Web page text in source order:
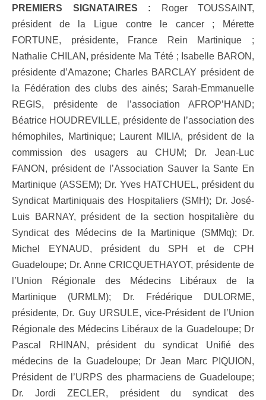
PREMIERS SIGNATAIRES : Roger TOUSSAINT,
président de la Ligue contre le cancer ; Mérette
FORTUNE, présidente, France Rein Martinique ;
Nathalie CHILAN, présidente Ma Tété ; Isabelle BARON,
présidente d’Amazone; Charles BARCLAY président de
la Fédération des clubs des ainés; Sarah-Emmanuelle
REGIS, présidente de l’association AFROP’HAND;
Béatrice HOUDREVILLE, présidente de l’association des
hémophiles, Martinique; Laurent MILIA, président de la
commission des usagers au CHUM; Dr. Jean-Luc
FANON, président de l’Association Sauver la Sante En
Martinique (ASSEM); Dr. Yves HATCHUEL, président du
Syndicat Martiniquais des Hospitaliers (SMH); Dr. José-
Luis BARNAY, président de la section hospitalière du
Syndicat des Médecins de la Martinique (SMMq); Dr.
Michel EYNAUD, président du SPH et de CPH
Guadeloupe; Dr. Anne CRICQUETHAYOT, présidente de
l’Union Régionale des Médecins Libéraux de la
Martinique (URMLM); Dr. Frédérique DULORME,
présidente, Dr. Guy URSULE, vice-Président de l’Union
Régionale des Médecins Libéraux de la Guadeloupe; Dr
Pascal RHINAN, président du syndicat Unifié des
médecins de la Guadeloupe; Dr Jean Marc PIQUION,
Président de l’URPS des pharmaciens de Guadeloupe;
Dr. Jordi ZECLER, président du syndicat des